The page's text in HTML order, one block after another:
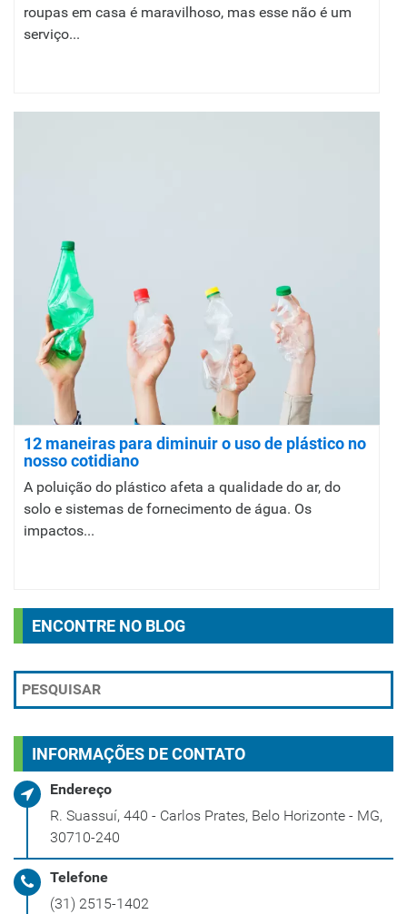
roupas em casa é maravilhoso, mas esse não é um
serviço...
12 maneiras para diminuir o uso de plástico no
nosso cotidiano
A poluição do plástico afeta a qualidade do ar, do
solo e sistemas de fornecimento de água. Os
impactos...
ENCONTRE NO BLOG
INFORMAÇÕES DE CONTATO
Endereço
R. Suassuí, 440 - Carlos Prates, Belo Horizonte - MG,
30710-240
Telefone
(31) 2515-1402